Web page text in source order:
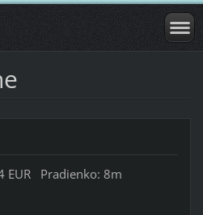
EUR Pradienko: 8m